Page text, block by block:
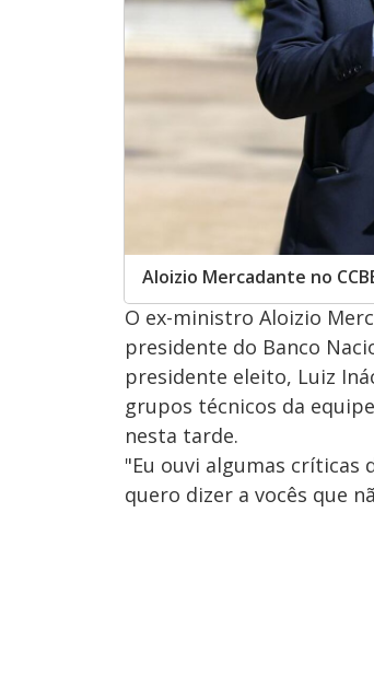
Aloizio Mercadante no
O ex-ministro Aloizio
presidente do Banco
presidente eleito, Luiz
grupos técnicos da
nesta tarde.
"Eu ouvi algumas críticas
quero dizer a vocês que